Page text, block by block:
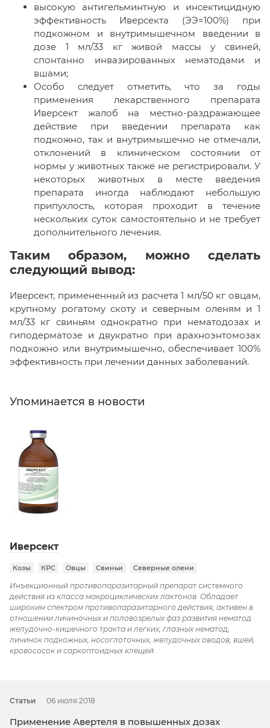
высокую антигельминтную и инсектицидную
эффективность Иверсекта (ЭЭ=100%) при
подкожном и внутримышечном введении в
дозе 1 мл/33 кг живой массы у свиней,
спонтанно инвазированных нематодами и
вшами;
Особо следует отметить, что за годы
применения лекарственного препарата
Иверсект жалоб на местно-раздражающее
действие при введении препарата как
подкожно, так и внутримышечно не отмечали,
отклонений в клиническом состоянии от
нормы у животных также не регистрировали. У
некоторых животных в месте введения
препарата иногда наблюдают небольшую
припухлость, которая проходит в течение
нескольких суток самостоятельно и не требует
дополнительного лечения.
Таким образом, можно сделать
следующий вывод:
Иверсект, примененный из расчета 1 мл/50 кг овцам,
крупному рогатому скоту и северным оленям и 1
мл/33 кг свиньям однократно при нематодозах и
гиподерматозе и двукратно при арахноэнтомозах
подкожно или внутримышечно, обеспечивает 100%
эффективность при лечении данных заболеваний.
Упоминается в новости
Иверсект
Козы КРС Овцы Свиньи Северные олени
Инъекционный противопаразитарный препарат системного
действия из класса макроциклических лактонов. Обладает
широким спектром противопаразитарного действия, активен в
отношении личиночных и половозрелых фаз развития нематод
желудочно-кишечного тракта и легких, глазных нематод,
личинок подкожных, носоглоточных, желудочных оводов, вшей,
кровососок и саркоптоидных клещей.
Статьи 06 июля 2018
Применение Авертеля в повышенных дозах